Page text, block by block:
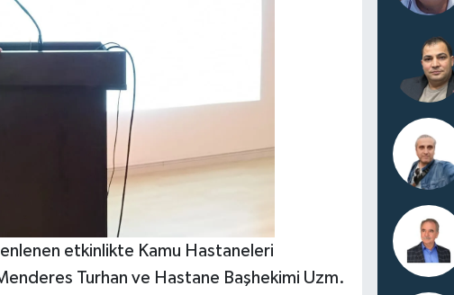
etkinlikte Kamu Hastaneleri
Turhan ve Hastane Başhekimi Uzm.